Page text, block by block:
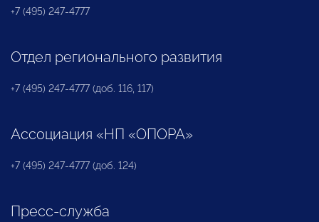
+7 (495) 247-4777
Отдел регионального развития
+7 (495) 247-4777 (доб. 116, 117)
Ассоциация «НП «ОПОРА»
+7 (495) 247-4777 (доб. 124)
Пресс-служба